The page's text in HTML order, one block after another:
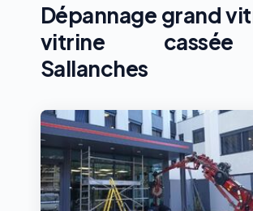
Dépannage grand
vitrine
Sallanches